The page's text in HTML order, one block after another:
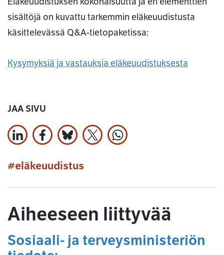
sisältöjä on kuvattu tarkemmin eläkeuudistusta
käsittelevässä Q&A-tietopaketissa:
Kysymyksiä ja vastauksia eläkeuudistuksesta
JAA SIVU
Jaa LinkedInissä
Jaa Facebookissa
Jaa Bluesky:ssa
Jaa X:ssäJaa WhatsApissa
#eläkeuudistus
Aiheeseen liittyvää
Sosiaali- ja terveysministeriön